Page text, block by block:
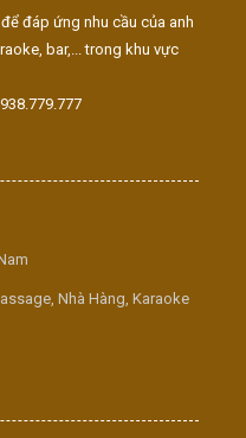
đáp ứng nhu cầu của anh
bar,... trong khu vực
Nhà Hàng, Karaoke